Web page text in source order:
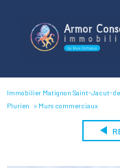
Immobilier Matignon Saint-Jacut-
Plurien
Murs commerciaux